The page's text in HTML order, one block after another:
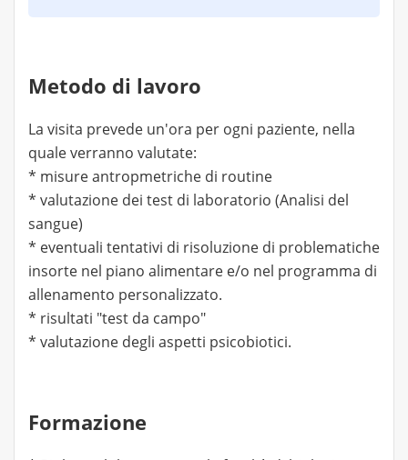
Metodo di lavoro
La visita prevede un'ora per ogni paziente, nella
quale verranno valutate:
* misure antropmetriche di routine
* valutazione dei test di laboratorio (Analisi del
sangue)
* eventuali tentativi di risoluzione di problematiche
insorte nel piano alimentare e/o nel programma di
allenamento personalizzato.
* risultati "test da campo"
* valutazione degli aspetti psicobiotici.
Formazione